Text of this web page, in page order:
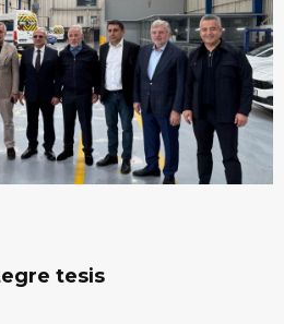
tesis